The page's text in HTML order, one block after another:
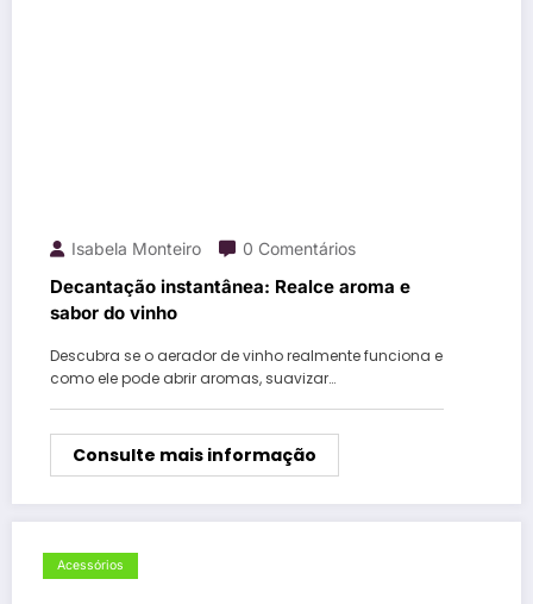
Isabela Monteiro 0 Comentários
Decantação instantânea: Realce aroma e
sabor do vinho
Descubra se o aerador de vinho realmente funciona e
como ele pode abrir aromas, suavizar…
Consulte mais informação
Acessórios